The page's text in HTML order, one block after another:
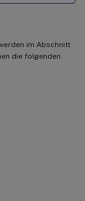
im Abschnitt
die folgenden